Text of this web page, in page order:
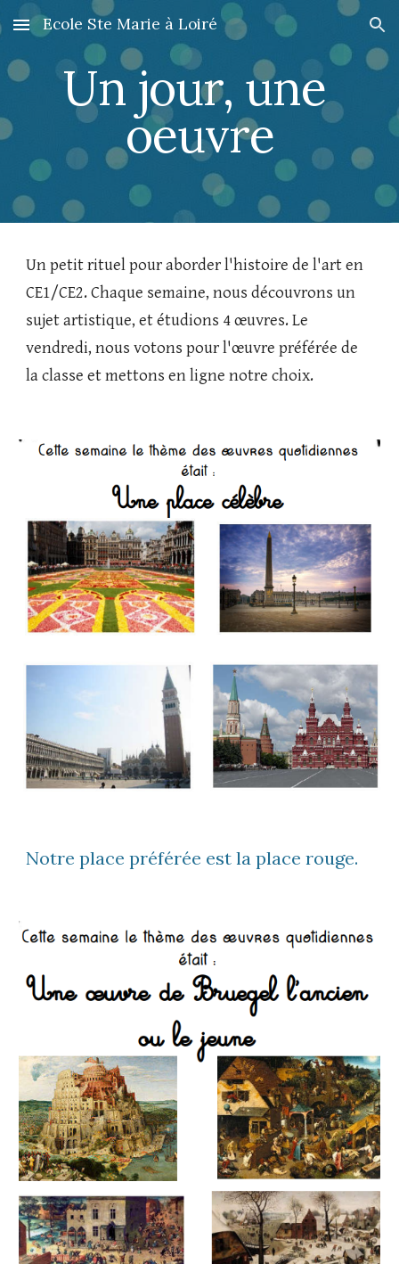
Skip to main content Skip to navigation
Ecole Ste Marie à Loiré
Un jour, une
oeuvre
Un petit rituel pour aborder l'histoire de l'art en
CE1/CE2. Chaque semaine, nous découvrons un
sujet artistique, et étudions 4 œuvres. Le
vendredi, nous votons pour l'œuvre préférée de
la classe et mettons en ligne notre choix.
Notre place préférée est la place rouge.